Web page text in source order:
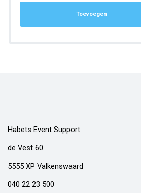
Toevoegen
Habets Event Support
de Vest 60
5555 XP Valkenswaard
040 22 23 500